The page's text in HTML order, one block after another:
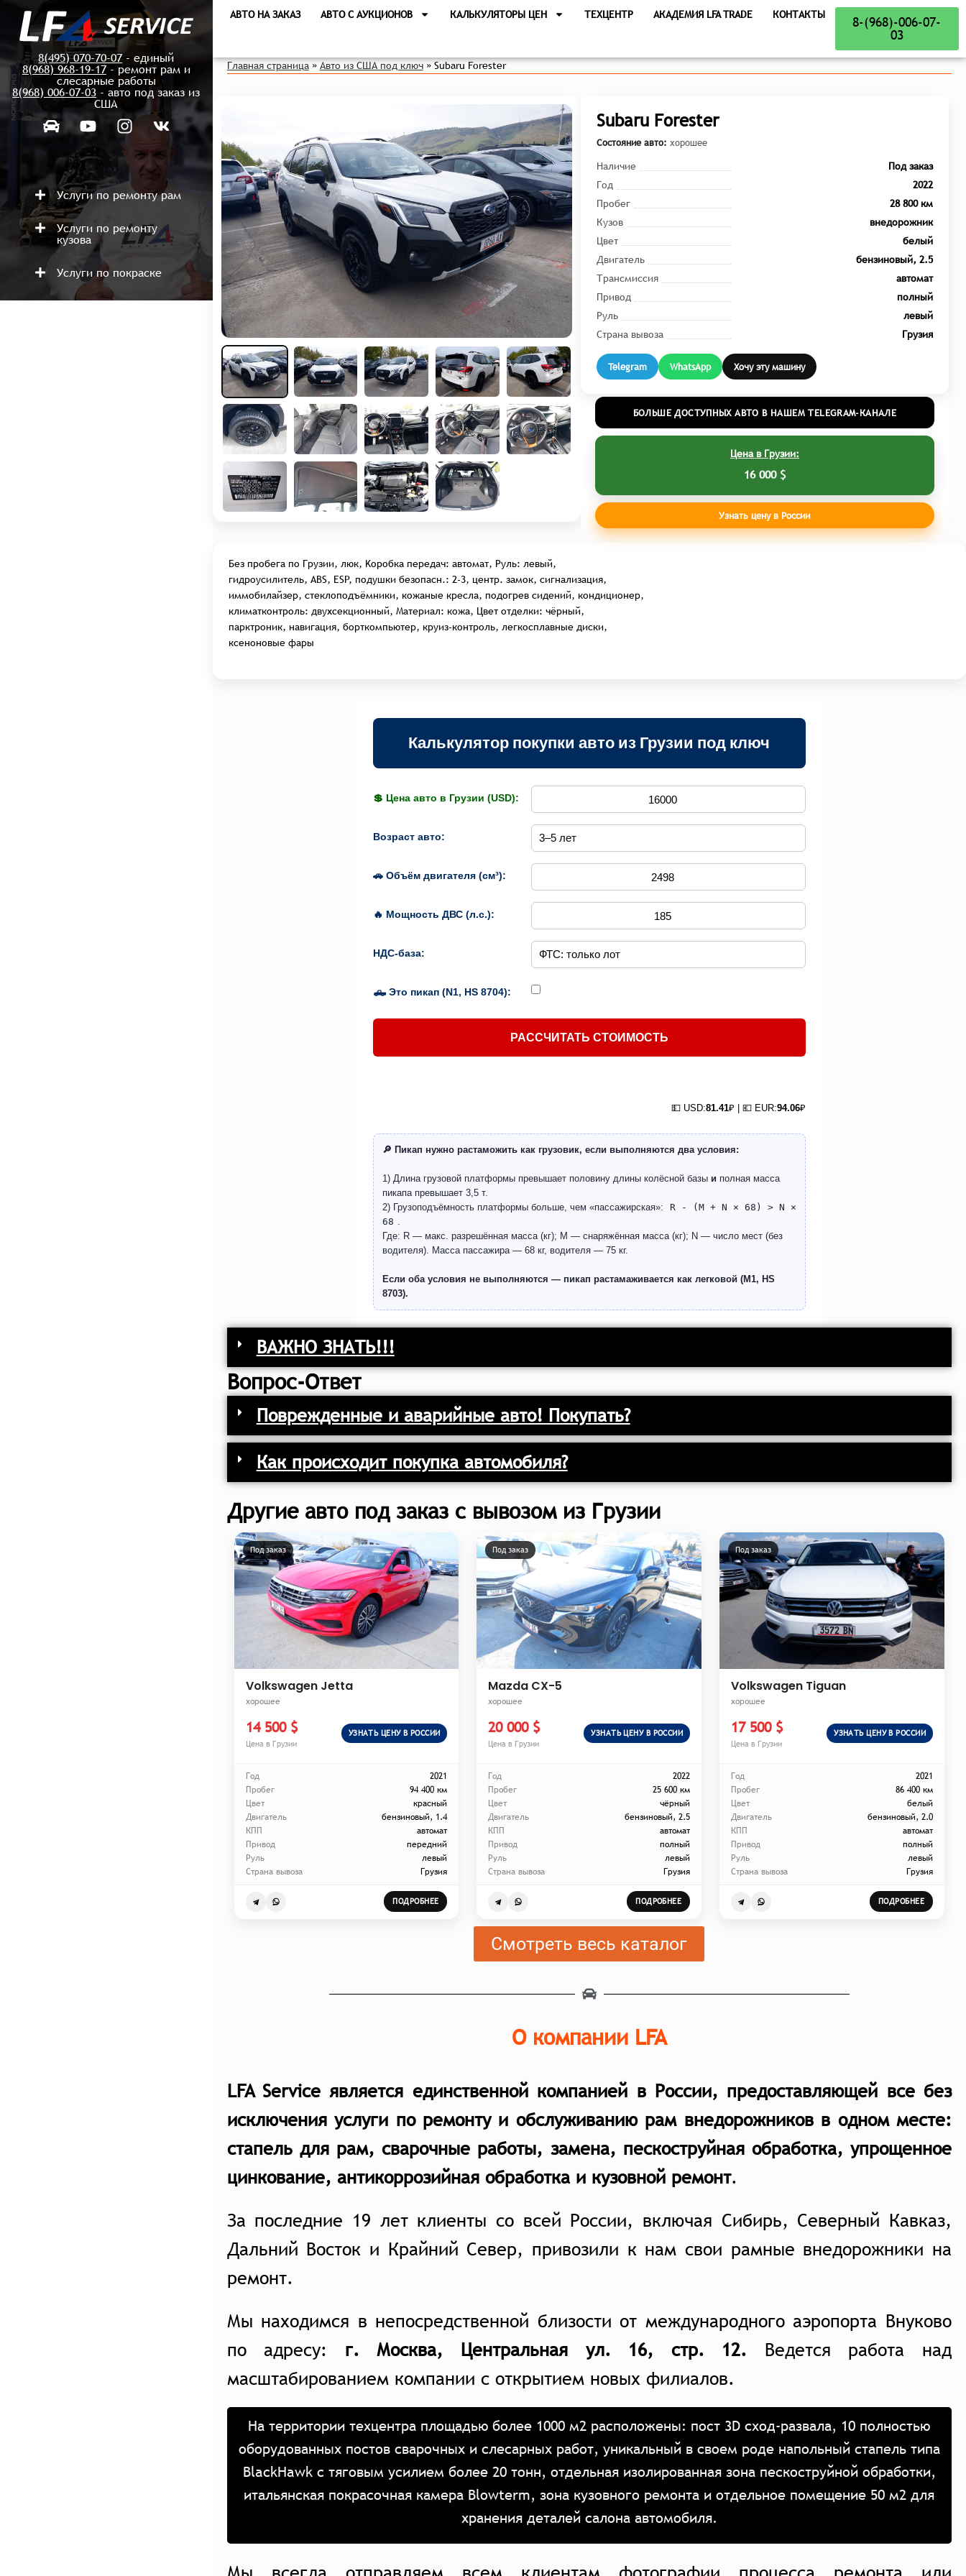
8(495) 070-70-07- единый
8(968) 968-19-17- ремонт рам и
слесарные работы
8(968) 006-07-03 - авто под заказ из
США
Услуги по ремонту рам
Услуги по ремонту
кузова
Услуги по покраске
Ремонт после аварий
АВТО НА ЗАКАЗ АВТО С АУКЦИОНОВ КАЛЬКУЛЯТОРЫ ЦЕН ТЕХЦЕНТР АКАДЕМИЯ LFA TRADE КОНТАКТЫ 8-(968)-006-07-
03
Главная страница»Авто из США под ключ»Subaru Forester
Subaru Forester
Состояние авто: хорошее
Наличие
Под заказ
Год
2022
Пробег
28 800 км
Кузов
внедорожник
Цвет
белый
Двигатель
бензиновый, 2.5
Трансмиссия
автомат
Привод
полный
Руль
левый
Страна вывоза
Грузия
Telegram WhatsApp Хочу эту машину
БОЛЬШЕ ДОСТУПНЫХ АВТО В НАШЕМ TELEGRAM-КАНАЛЕ
Цена в Грузии:
16 000 $
Узнать цену в России
Без пробега по Грузии, люк, Kоробка передач: автомат, Руль: левый,
гидроусилитель, ABS, ESP, подушки безопасн.: 2-3, центр. замок, сигнализация,
иммобилайзер, стеклоподъёмники, кожаные кресла, подогрев сидений, кондиционер,
климатконтроль: двухсекционный, Материал: кожа, Цвет отделки: чёрный,
парктроник, навигация, борткомпьютер, круиз-контроль, легкосплавные диски,
ксеноновые фары
Калькулятор покупки авто из Грузии под ключ
💲 Цена авто в Грузии (USD):
Возраст авто:
🚗 Объём двигателя (см³):
🔥 Мощность ДВС (л.с.):
НДС-база:
🛻 Это пикап (N1, HS 8704):
РАССЧИТАТЬ СТОИМОСТЬ
💵 USD:81.41₽ | 💶 EUR:94.06₽
🔎 Пикап нужно растаможить как грузовик, если выполняются два условия:
1) Длина грузовой платформы превышает половину длины колёсной базы и полная масса
пикапа превышает 3,5 т.
2) Грузоподъёмность платформы больше, чем «пассажирская»:
R - (M + N × 68) > N ×
68 .
Где: R — макс. разрешённая масса (кг); M — снаряжённая масса (кг); N — число мест (без
водителя). Масса пассажира — 68 кг, водителя — 75 кг.
Если оба условия не выполняются — пикап растамаживается как легковой (M1, HS
8703).
ВАЖНО ЗНАТЬ!!!
Вопрос-Ответ
Поврежденные и аварийные авто! Покупать?
Как происходит покупка автомобиля?
Другие авто под заказ с вывозом из Грузии
Под заказ
Volkswagen Jetta
хорошее
14 500 $
Цена в Грузии
УЗНАТЬ ЦЕНУ В РОССИИ
Год
2021
Пробег
94 400 км
Цвет
красный
Двигатель
бензиновый, 1.4
КПП
автомат
Привод
передний
Руль
левый
Страна вывоза
Грузия
ПОДРОБНЕЕ
Под заказ
Mazda CX-5
хорошее
20 000 $
Цена в Грузии
УЗНАТЬ ЦЕНУ В РОССИИ
Год
2022
Пробег
25 600 км
Цвет
чёрный
Двигатель
бензиновый, 2.5
КПП
автомат
Привод
полный
Руль
левый
Страна вывоза
Грузия
ПОДРОБНЕЕ
Под заказ
Volkswagen Tiguan
хорошее
17 500 $
Цена в Грузии
УЗНАТЬ ЦЕНУ В РОССИИ
Год
2021
Пробег
86 400 км
Цвет
белый
Двигатель
бензиновый, 2.0
КПП
автомат
Привод
полный
Руль
левый
Страна вывоза
Грузия
ПОДРОБНЕЕ
Смотреть весь каталог
О компании LFA
LFA Service является единственной компанией в России, предоставляющей все без
исключения услуги по ремонту и обслуживанию рам внедорожников в одном месте:
стапель для рам, сварочные работы, замена, пескоструйная обработка, упрощенное
цинкование, антикоррозийная обработка и кузовной ремонт.
За последние 19 лет клиенты со всей России, включая Сибирь, Северный Кавказ,
Дальний Восток и Крайний Север, привозили к нам свои рамные внедорожники на
ремонт.
Мы находимся в непосредственной близости от международного аэропорта Внуково
по адресу: г. Москва, Центральная ул. 16, стр. 12. Ведется работа над
масштабированием компании с открытием новых филиалов.
На территории техцентра площадью более 1000 м2 расположены: пост 3D сход-развала, 10 полностью
оборудованных постов сварочных и слесарных работ, уникальный в своем роде напольный стапель типа
BlackHawk с тяговым усилием более 20 тонн, отдельная изолированная зона пескоструйной обработки,
итальянская покрасочная камера Blowterm, зона кузовного ремонта и отдельное помещение 50 м2 для
хранения деталей салона автомобиля.